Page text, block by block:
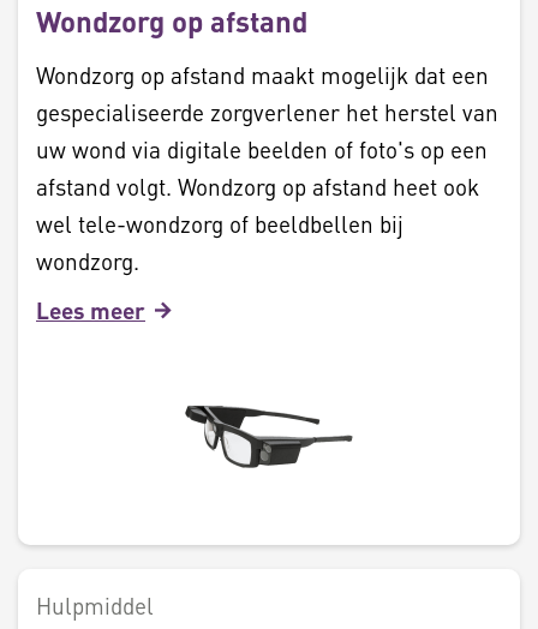
Wondzorg op afstand
Wondzorg op afstand maakt mogelijk dat een
gespecialiseerde zorgverlener het herstel van
uw wond via digitale beelden of foto's op een
afstand volgt. Wondzorg op afstand heet ook
wel tele-wondzorg of beeldbellen bij
wondzorg.
Lees meer
Hulpmiddel